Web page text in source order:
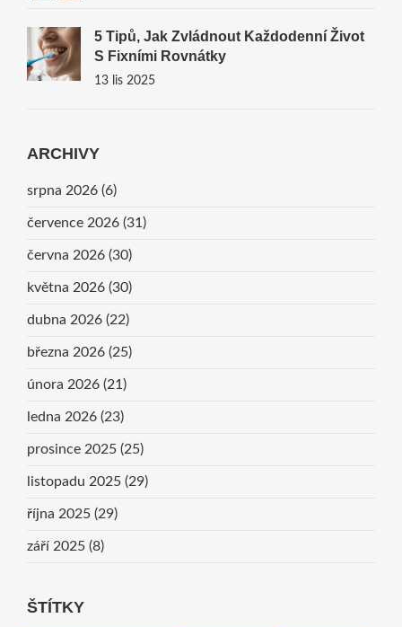
5 Tipů, Jak Zvládnout Každodenní Život
S Fixními Rovnátky
13 lis 2025
ARCHIVY
srpna 2026 (6)
července 2026 (31)
června 2026 (30)
května 2026 (30)
dubna 2026 (22)
března 2026 (25)
února 2026 (21)
ledna 2026 (23)
prosince 2025 (25)
listopadu 2025 (29)
října 2025 (29)
září 2025 (8)
ŠTÍTKY